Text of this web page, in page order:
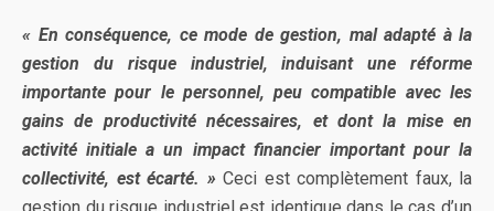
« En conséquence, ce mode de gestion, mal adapté à la
gestion du risque industriel, induisant une réforme
importante pour le personnel, peu compatible avec les
gains de productivité nécessaires, et dont la mise en
activité initiale a un impact financier important pour la
collectivité, est écarté. » Ceci est complètement faux, la